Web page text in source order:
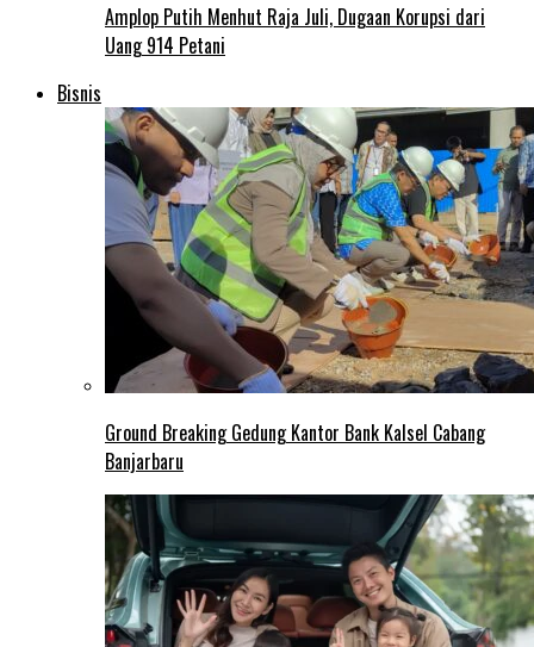
Amplop Putih Menhut Raja Juli, Dugaan Korupsi dari
Uang 914 Petani
Bisnis
Ground Breaking Gedung Kantor Bank Kalsel Cabang
Banjarbaru